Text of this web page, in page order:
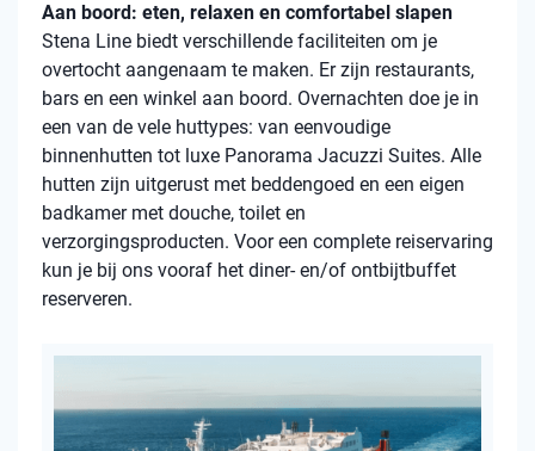
Aan boord: eten, relaxen en comfortabel slapen
Stena Line biedt verschillende faciliteiten om je
overtocht aangenaam te maken. Er zijn restaurants,
bars en een winkel aan boord. Overnachten doe je in
een van de vele huttypes: van eenvoudige
binnenhutten tot luxe Panorama Jacuzzi Suites. Alle
hutten zijn uitgerust met beddengoed en een eigen
badkamer met douche, toilet en
verzorgingsproducten. Voor een complete reiservaring
kun je bij ons vooraf het diner- en/of ontbijtbuffet
reserveren.